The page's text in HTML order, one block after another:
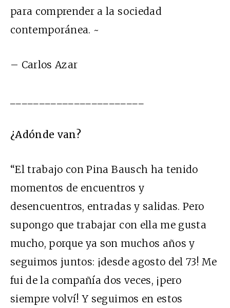
para comprender a la sociedad
contemporánea. ~
– Carlos Azar
¿Adónde van?
“El trabajo con Pina Bausch ha tenido
momentos de encuentros y
desencuentros, entradas y salidas. Pero
supongo que trabajar con ella me gusta
mucho, porque ya son muchos años y
seguimos juntos: ¡desde agosto del 73! Me
fui de la compañía dos veces, ¡pero
siempre volví! Y seguimos en estos